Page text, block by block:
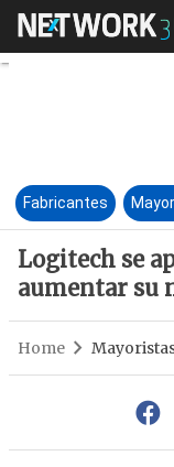
Fabricantes
Logitech se
aumentar su
Home